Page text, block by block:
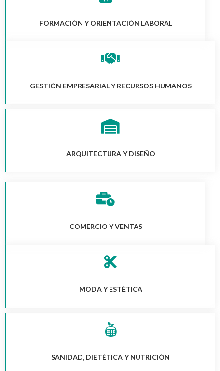
FORMACIÓN Y ORIENTACIÓN LABORAL
GESTIÓN EMPRESARIAL Y RECURSOS HUMANOS
ARQUITECTURA Y DISEÑO
COMERCIO Y VENTAS
MODA Y ESTÉTICA
SANIDAD, DIETÉTICA Y NUTRICIÓN